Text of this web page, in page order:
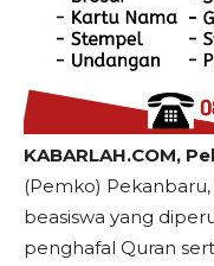
KABARLAH.COM,
(Pemko)
beasiswa yang
penghafal Quran